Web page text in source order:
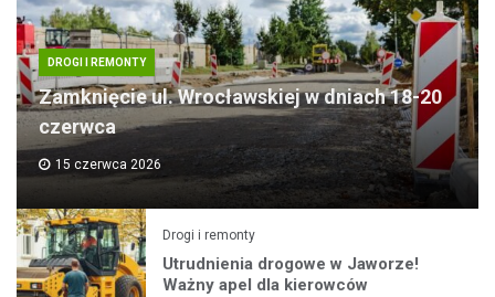
DROGI I REMONTY
Zamknięcie ul. Wrocławskiej w dniach 18-20
czerwca
15 czerwca 2026
Drogi i remonty
Utrudnienia drogowe w Jaworze!
Ważny apel dla kierowców